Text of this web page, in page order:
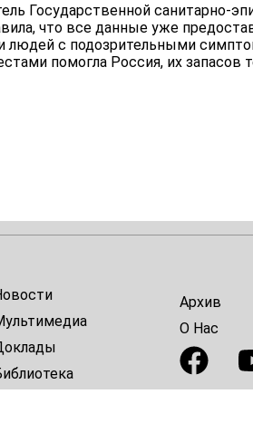
Государственной санитарно-
что все данные уже
людей с подозрительными
помогла Россия, их запасов
Архив
О Нас